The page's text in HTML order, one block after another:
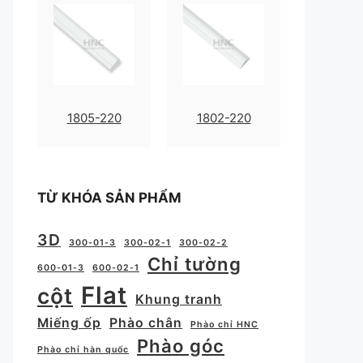
1805-220 1802-220
TỪ KHÓA SẢN PHẨM
3D 300-01-3 300-02-1 300-02-2
600-01-3 600-02-1 Chỉ tường
cột Flat
Khung tranh
Miếng ốp
Phào chân Phào chỉ HNC
Phào chỉ hàn quốc
Phào góc